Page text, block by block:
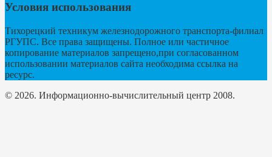
Условия использования
Тихорецкий техникум железнодорожного транспорта-филиал
РГУПС. Все права защищены. Полное или частичное
копирование материалов запрещено,при согласованном
использовании материалов сайта необходима ссылка на
ресурс.
© 2026. Информационно-вычислительный центр 2008.